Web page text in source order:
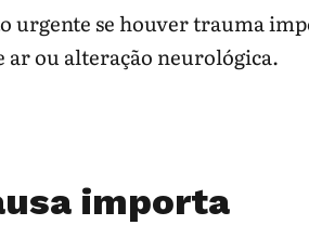
álcool, diabetes, cirurgia
se houver fraqueza rápida,
urgente se houver trauma
ar ou alteração neurológica.
importa